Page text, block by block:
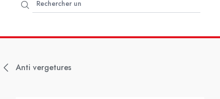
Anti vergetures